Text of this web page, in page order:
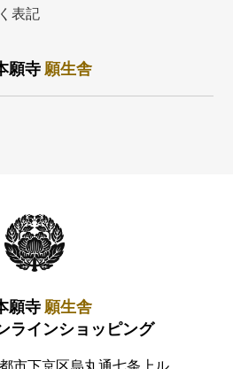
表記
願寺 願生舎
願寺 願生舎
ラインショッピング